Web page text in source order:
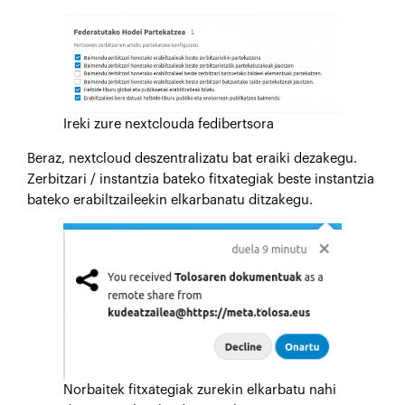
Ireki zure nextclouda fedibertsora
Beraz, nextcloud deszentralizatu bat eraiki dezakegu.
Zerbitzari / instantzia bateko fitxategiak beste instantzia
bateko erabiltzaileekin elkarbanatu ditzakegu.
Norbaitek fitxategiak zurekin elkarbatu nahi